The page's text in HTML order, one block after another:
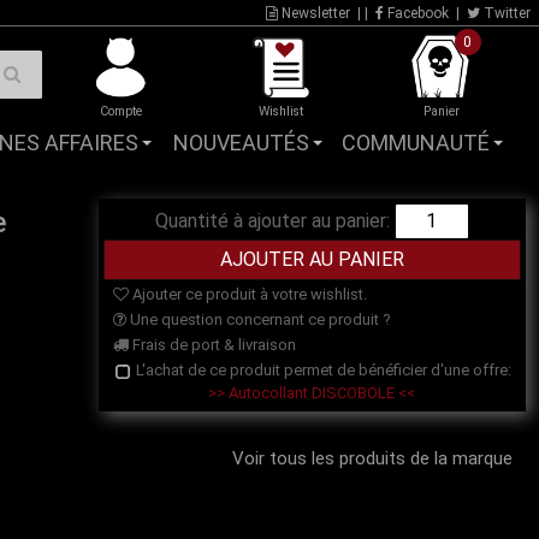
Newsletter Facebook Twitter
Compte Wishlist
0
Panier
AFFAIRES NOUVEAUTÉS COMMUNAUTÉ
Quantité à ajouter au panier:
Ajouter ce produit à votre wishlist.
Une question concernant ce produit ?
Frais de port & livraison
L'achat de ce produit permet de bénéficier d'une offre:
>> Autocollant DISCOBOLE <<
Voir tous les produits de la marque